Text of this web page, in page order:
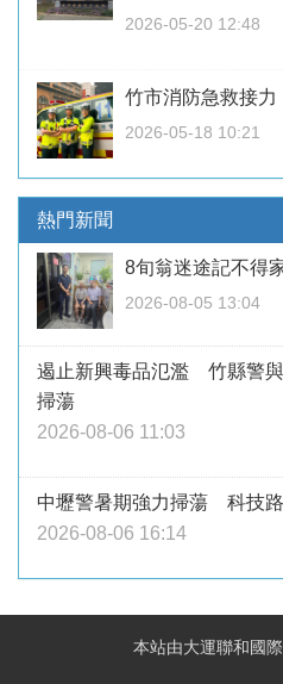
2026-05-20 12:48
竹市消防急救接
2026-05-18 10:21
熱門新聞
8旬翁迷途記不得
2026-08-05 13:04
遏止新興毒品氾濫 竹縣警
掃蕩
2026-08-06 11:03
中壢警暑期強力掃蕩 科技
2026-08-06 16:14
本站由大運聯和國